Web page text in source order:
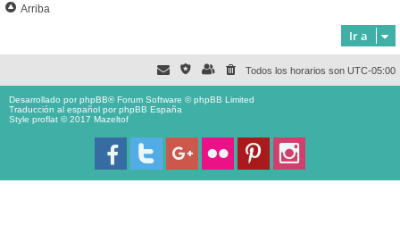
Arriba
Ir a
Todos los horarios son UTC-05:00
Desarrollado porphpBB® Forum Software © phpBB Limited
Traducción al español porphpBB España
Style proflat © 2017 Mazeltof